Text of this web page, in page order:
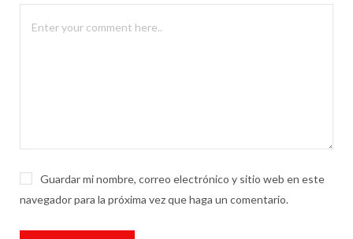
Guardar mi nombre, correo electrónico y sitio web en este
navegador para la próxima vez que haga un comentario.